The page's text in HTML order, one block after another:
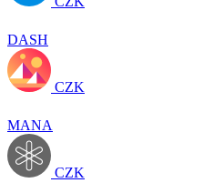
DASH
CZK
MANA
CZK